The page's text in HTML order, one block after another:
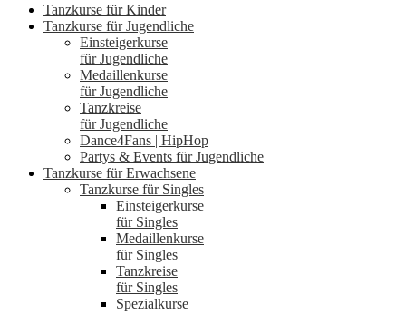
Tanzkurse für Kinder
Tanzkurse für Jugendliche
Einsteigerkurse
für Jugendliche
Medaillenkurse
für Jugendliche
Tanzkreise
für Jugendliche
Dance4Fans | HipHop
Partys & Events für Jugendliche
Tanzkurse für Erwachsene
Tanzkurse für Singles
Einsteigerkurse
für Singles
Medaillenkurse
für Singles
Tanzkreise
für Singles
Spezialkurse